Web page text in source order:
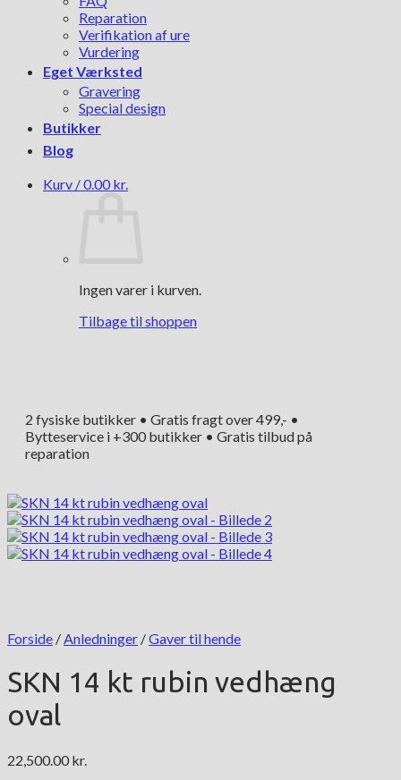
Reparation
Verifikation af ure
Vurdering
Eget Værksted
Gravering
Special design
Butikker
Blog
Kurv /0.00 kr.
Ingen varer i kurven.
Tilbage til shoppen
2 fysiske butikker • Gratis fragt over 499,- •
Bytteservice i +300 butikker • Gratis tilbud på
reparation
Forside /Anledninger /Gaver til hende
SKN 14 kt rubin vedhæng
oval
22,500.00 kr.